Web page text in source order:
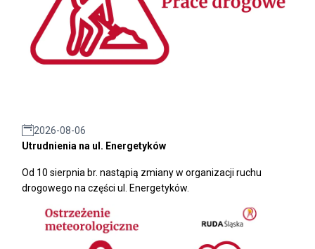
2026-08-06
Utrudnienia na ul. Energetyków
Od 10 sierpnia br. nastąpią zmiany w organizacji ruchu
drogowego na części ul. Energetyków.